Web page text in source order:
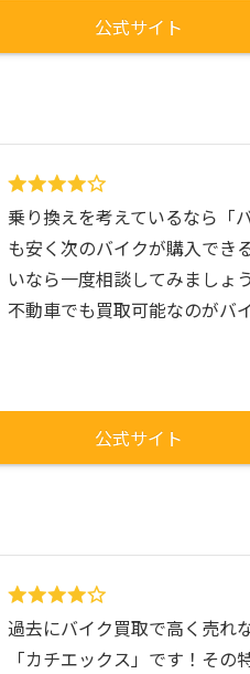
公式サイト
乗り換えを考えているなら「
も安く次のバイクが購入でき
いなら一度相談してみましょ
不動車でも買取可能なのがバ
公式サイト
過去にバイク買取で高く売れ
「カチエックス」です！そ